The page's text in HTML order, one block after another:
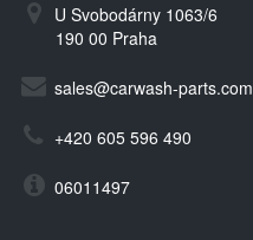
U Svobodárny 1063/6
190 00 Praha
sales@carwash-parts.com
+420 605 596 490
06011497